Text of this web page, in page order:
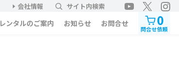
会社情報 サイト内検索
レンタルのご案内 お知らせ お問合せ 0
問合せ依頼